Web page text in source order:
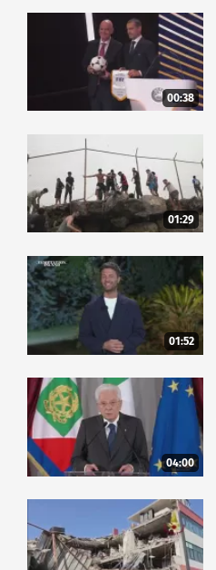
00:38
01:29
01:52
04:00